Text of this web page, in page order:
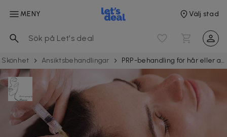
MENY Välj stad
Skönhet Ansiktsbehandlingar PRP-behandling för hår eller ansikte och hals i Bålsta